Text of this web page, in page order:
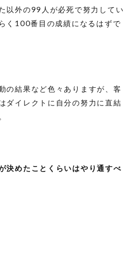
以外の99人が必死で努力してい
く100番目の成績になるはずで
の結果など色々ありますが、客
ダイレクトに自分の努力に直結
決めたことくらいはやり通すべ